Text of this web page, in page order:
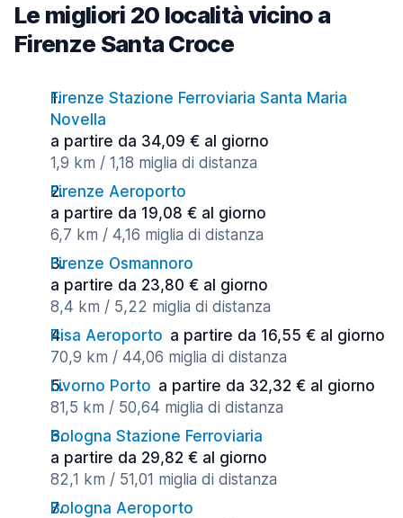
Le migliori 20 località vicino a
Firenze Santa Croce
Firenze Stazione Ferroviaria Santa Maria
Novella
a partire da 34,09 € al giorno
1,9 km / 1,18 miglia di distanza
Firenze Aeroporto
a partire da 19,08 € al giorno
6,7 km / 4,16 miglia di distanza
Firenze Osmannoro
a partire da 23,80 € al giorno
8,4 km / 5,22 miglia di distanza
Pisa Aeroporto a partire da 16,55 € al giorno
70,9 km / 44,06 miglia di distanza
Livorno Porto a partire da 32,32 € al giorno
81,5 km / 50,64 miglia di distanza
Bologna Stazione Ferroviaria
a partire da 29,82 € al giorno
82,1 km / 51,01 miglia di distanza
Bologna Aeroporto